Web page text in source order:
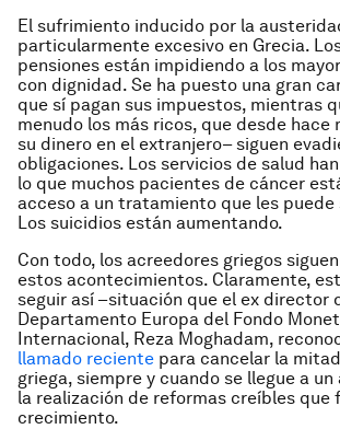
El sufrimiento inducido por la
particularmente excesivo en Grecia.
pensiones están impidiendo a los
con dignidad. Se ha puesto una gran
que sí pagan sus impuestos, mientras
menudo los más ricos, que desde hace
su dinero en el extranjero– siguen
obligaciones. Los servicios de salud
lo que muchos pacientes de cáncer
acceso a un tratamiento que les puede
Los suicidios están aumentando.
Con todo, los acreedores griegos
estos acontecimientos. Claramente,
seguir así –situación que el ex director
Departamento Europa del Fondo
Internacional, Reza Moghadam,
llamado reciente para cancelar la
griega, siempre y cuando se llegue a
la realización de reformas creíbles que
crecimiento.